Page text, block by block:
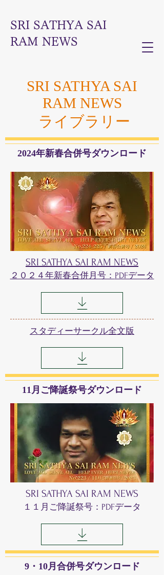
SRI SATHYA SAI
RAM NEWS
SRI SATHYA SAI
RAM NEWS
ライブラリー
2024年新春合併号ダウンロード
SRI SATHYA SAI RAM NEWS
２０２４年新春合併月号： PDFデータ
​スタディーサークル全文版
11月ご降誕祭号ダウンロード
SRI SATHYA SAI RAM NEWS
１１月ご降誕祭号：PDFデータ
9・10月合併号ダウンロード